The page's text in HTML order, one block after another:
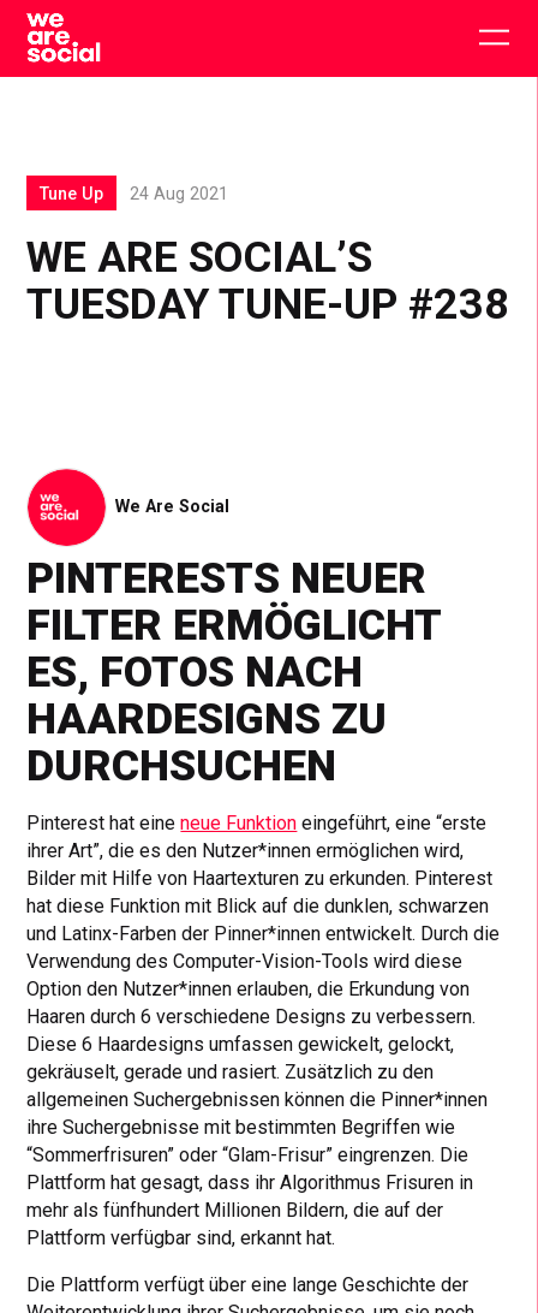
Skip
content
WE ARE SOCIAL’S
TUESDAY TUNE-UP #238
Tune Up 24 Aug 2021
We Are Social
PINTERESTS NEUER
FILTER ERMÖGLICHT
ES, FOTOS NACH
HAARDESIGNS ZU
DURCHSUCHEN
Pinterest hat eineneue Funktion eingeführt, eine “erste
ihrer Art”, die es den Nutzer*innen ermöglichen wird,
Bilder mit Hilfe von Haartexturen zu erkunden. Pinterest
hat diese Funktion mit Blick auf die dunklen, schwarzen
und Latinx-Farben der Pinner*innen entwickelt. Durch die
Verwendung des Computer-Vision-Tools wird diese
Option den Nutzer*innen erlauben, die Erkundung von
Haaren durch 6 verschiedene Designs zu verbessern.
Diese 6 Haardesigns umfassen gewickelt, gelockt,
gekräuselt, gerade und rasiert. Zusätzlich zu den
allgemeinen Suchergebnissen können die Pinner*innen
ihre Suchergebnisse mit bestimmten Begriffen wie
“Sommerfrisuren” oder “Glam-Frisur” eingrenzen. Die
Plattform hat gesagt, dass ihr Algorithmus Frisuren in
mehr als fünfhundert Millionen Bildern, die auf der
Plattform verfügbar sind, erkannt hat.
Die Plattform verfügt über eine lange Geschichte der